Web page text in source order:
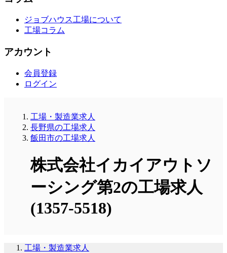
ジョブハウス工場について
工場コラム
アカウント
会員登録
ログイン
工場・製造業求人
長野県の工場求人
飯田市の工場求人
株式会社イカイアウトソ
ーシング第2の工場求人
(1357-5518)
工場・製造業求人